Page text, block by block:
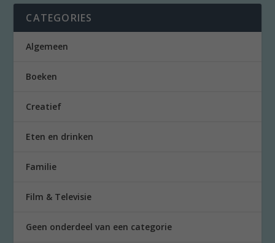
CATEGORIES
Algemeen
Boeken
Creatief
Eten en drinken
Familie
Film & Televisie
Geen onderdeel van een categorie